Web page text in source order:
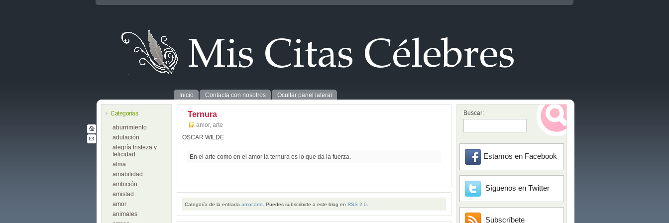
Inicio Contacta con nosotros Ocultar panel lateral
Categorías
aburrimiento
adulación
alegría tristeza y
felicidad
alma
amabilidad
ambición
amistad
amor
animales
Ternura
amor, arte
OSCAR WILDE
En el arte como en el amor la ternura es lo que da la fuerza.
Categoría de la entrada amor,arte . Puedes subscribirte a este blog en RSS 2.0
Buscar:
Estamos en Facebook
Síguenos en Twitter
Subscríbete